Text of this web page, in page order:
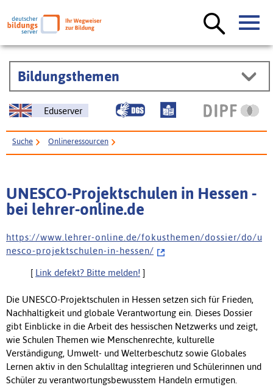
Bildungsthemen
Eduserver
Suche Onlineressourcen
UNESCO-Projektschulen in Hessen -
bei lehrer-online.de
h t t p s : / / w w w . l e h r e r - o n l i n e . d e / f o k u s t h e m e n / d o s s i e r / d o / u
n e s c o - p r o j e k t s c h u l e n - i n - h e s s e n /
[ Link defekt? Bitte melden! ]
Die UNESCO-Projektschulen in Hessen setzen sich für Frieden,
Nachhaltigkeit und globale Verantwortung ein. Dieses Dossier
gibt Einblicke in die Arbeit des hessischen Netzwerks und zeigt,
wie Schulen Themen wie Menschenrechte, kulturelle
Verständigung, Umwelt- und Welterbeschutz sowie Globales
Lernen aktiv in den Schulalltag integrieren und Schülerinnen und
Schüler zu verantwortungsbewusstem Handeln ermutigen.